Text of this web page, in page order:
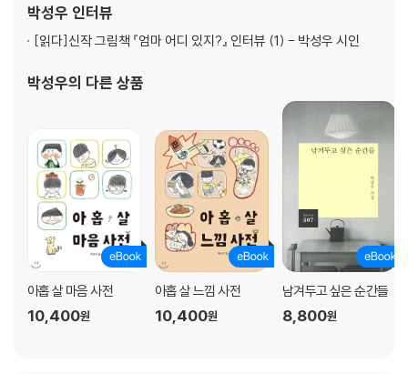
퀴』, 『박성우 시인의 첫말
박성우 인터뷰
[읽다]신작 그림책 『엄마 어디 있지?』 인터뷰 (1) - 박성우 시인
박성우의 다른 상품
아홉 살 마음 사전
10,400원
아홉 살 느낌 사전
10,400원
남겨두고 싶은 순간들
8,800원